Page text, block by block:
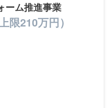
ーム推進事業
限210万円）